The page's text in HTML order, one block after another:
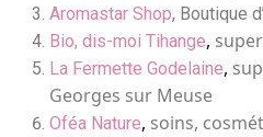
Aromastar Shop, Boutique
Bio, dis-moi Tihange,
La Fermette Godelaine,
Georges sur Meuse
Oféa Nature, soins,